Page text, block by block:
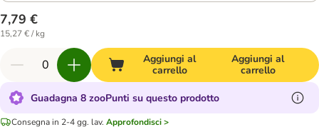
7,79 €
15,27 € / kg
Aggiungi al
carrello
Aggiungi al
carrello
Guadagna 8 zooPunti su questo prodotto
Consegna in 2-4 gg. lav. Approfondisci >